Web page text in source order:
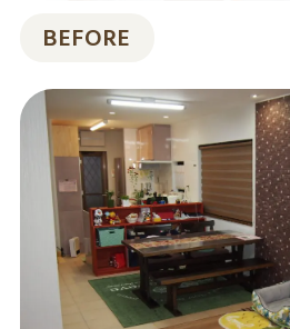
BEFORE